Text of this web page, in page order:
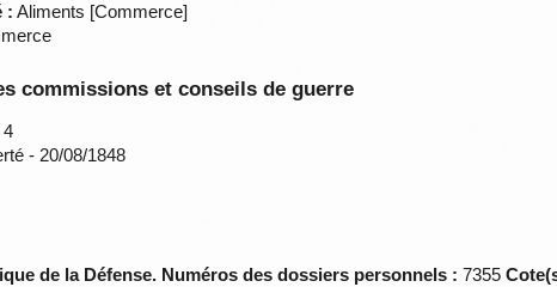
: Aliments [Commerce]
commissions et conseils de guerre
4
- 20/08/1848
de la Défense. Numéros des dossiers personnels :7355